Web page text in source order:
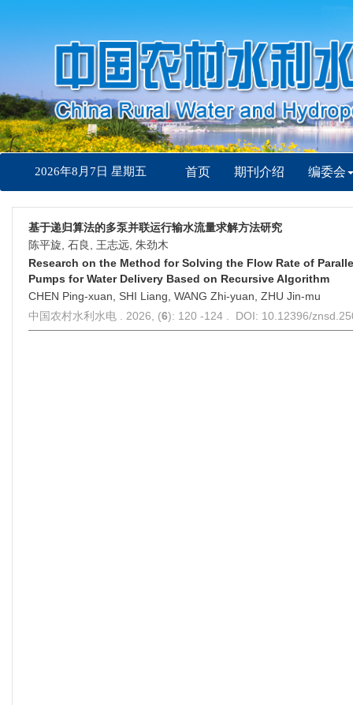
2026年8月7日 星期五 首页 期刊介绍 编委会
基于递归算法的多泵并联运行输水流量求解方法研究
陈平旋, 石良, 王志远, 朱劲木
Research on the Method for Solving the Flow Rate of
Pumps for Water Delivery Based on Recursive Algorithm
CHEN Ping-xuan, SHI Liang, WANG Zhi-yuan, ZHU Jin-mu
中国农村水利水电 . 2026, (6): 120 -124 . DOI: 10.12396/